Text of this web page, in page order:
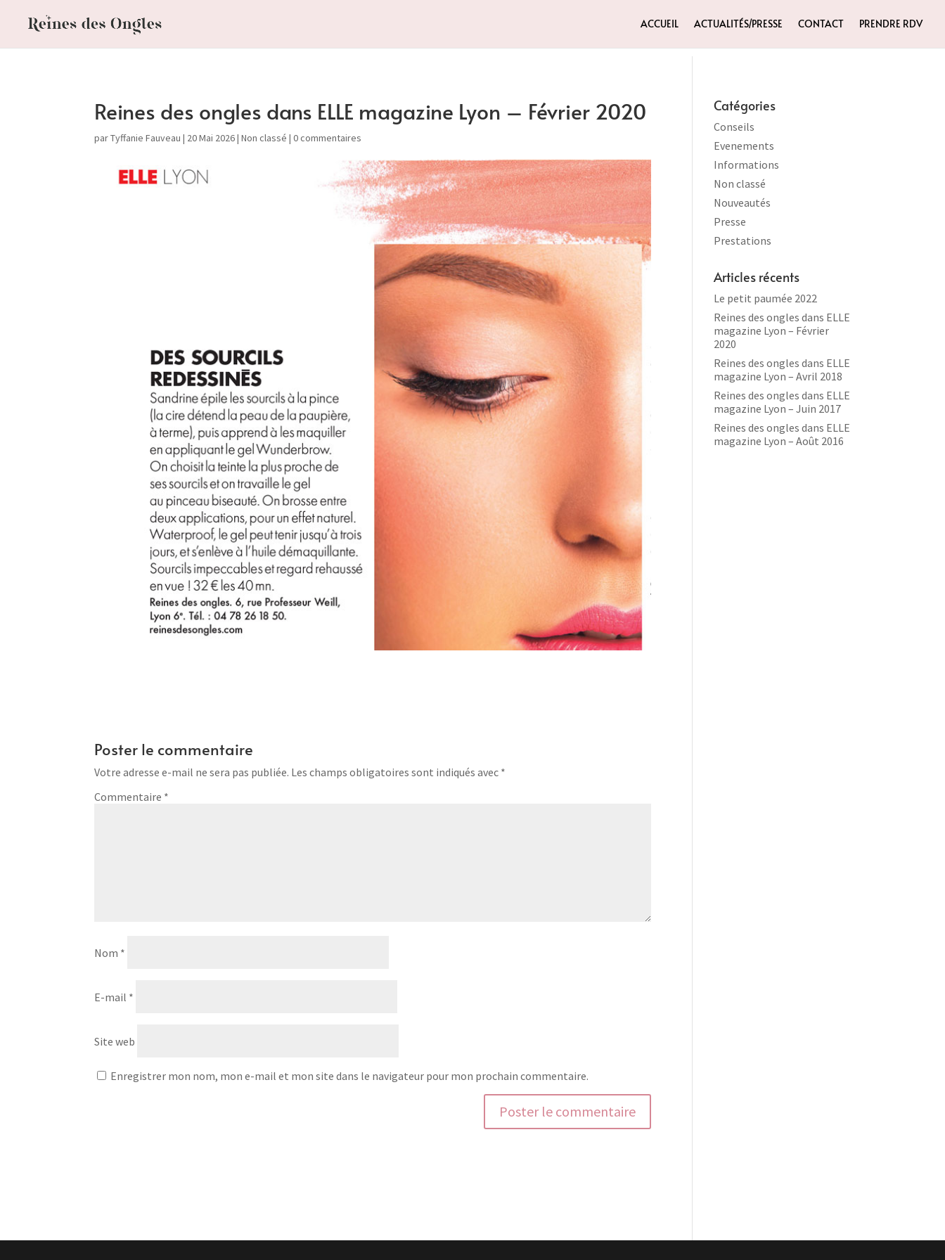
ACCUEIL ACTUALITÉS/PRESSE CONTACT PRENDRE RDV
Reines des ongles dans ELLE magazine Lyon – Février 2020
parTyffanie Fauveau | 20 Mai 2026|Non classé |0 commentaires
Poster le commentaire
Votre adresse e-mail ne sera pas publiée. Les champs obligatoires sont indiqués avec *
Commentaire *
Nom *
E-mail *
Site web
Enregistrer mon nom, mon e-mail et mon site dans le navigateur pour mon prochain commentaire.
Catégories
Conseils
Evenements
Informations
Non classé
Nouveautés
Presse
Prestations
Articles récents
Le petit paumée 2022
Reines des ongles dans ELLE
magazine Lyon – Février
2020
Reines des ongles dans ELLE
magazine Lyon – Avril 2018
Reines des ongles dans ELLE
magazine Lyon – Juin 2017
Reines des ongles dans ELLE
magazine Lyon – Août 2016